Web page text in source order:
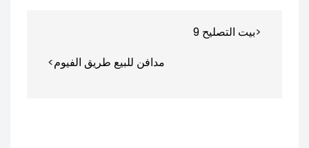
المقالاتبيت التصليح 9
مدافن للبيع طريق الفيوم